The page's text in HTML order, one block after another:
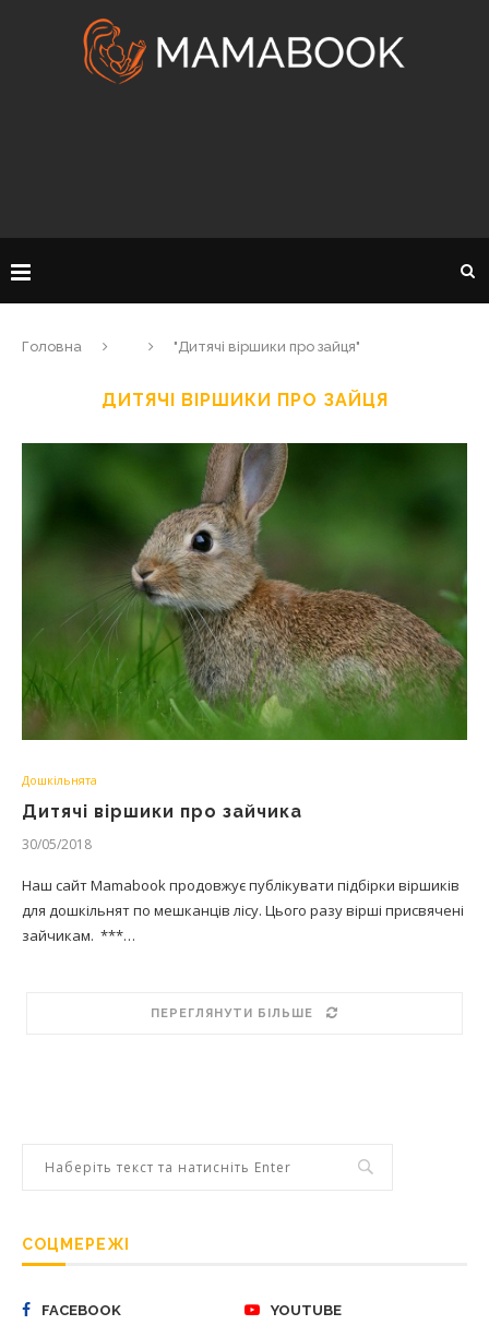
Головна "Дитячі віршики про зайця"
ДИТЯЧІ ВІРШИКИ ПРО ЗАЙЦЯ
Дошкільнята
Дитячі віршики про зайчика
30/05/2018
Наш сайт Mamabook продовжує публікувати підбірки віршиків
для дошкільнят по мешканців лісу. Цього разу вірші присвячені
зайчикам. ***…
ПЕРЕГЛЯНУТИ БІЛЬШЕ
СОЦМЕРЕЖІ
FACEBOOK YOUTUBE